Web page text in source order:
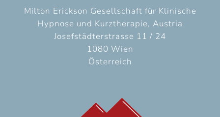
Milton Erickson Gesellschaft für Klinische
Hypnose und Kurztherapie, Austria
Josefstädterstrasse 11 / 24
1080 Wien
Österreich